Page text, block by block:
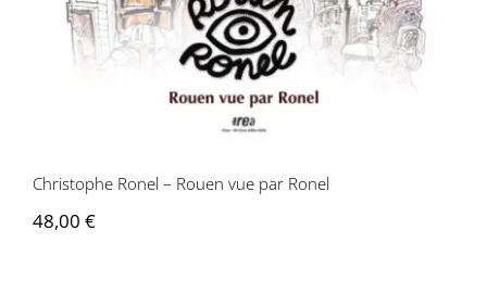
Contactez-nous
Christophe Ronel – Rouen vue par Ronel
48,00 €